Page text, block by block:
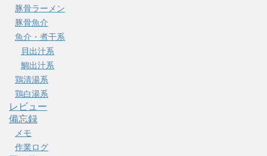
豚骨ラーメン
豚骨魚介
魚介・煮干系
貝出汁系
鯛出汁系
鶏清湯系
鶏白湯系
レビュー
備忘録
メモ
作業ログ